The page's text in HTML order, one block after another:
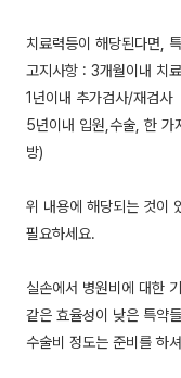
치료력등이 해당된다면,
고지사항 : 3개월이내 치
1년이내 추가검사/재검사
5년이내 입원,수술, 한 가
방)
위 내용에 해당되는 것이
필요하세요.
실손에서 병원비에 대한
같은 효율성이 낮은 특약
수술비 정도는 준비를 하